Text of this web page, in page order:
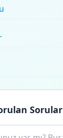
Sorular